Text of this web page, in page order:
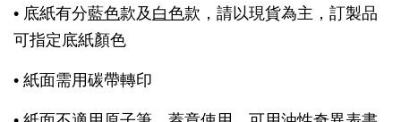
• 底紙有分藍色款及 白色款，請以現貨為主，訂製品
可指定底紙顏色
• 紙面需用碳帶轉印